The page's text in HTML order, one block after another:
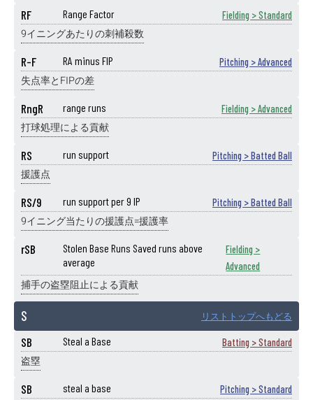
RF Range Factor Fielding > Standard
9イニングあたりの刺補殺数
R-F RA minus FIP Pitching > Advanced
失点率とFIPの差
RngR range runs Fielding > Advanced
打球処理による貢献
RS run support Pitching > Batted Ball
援護点
RS/9 run support per 9 IP Pitching > Batted Ball
9イニング当たりの援護点=援護率
rSB
Stolen Base Runs Saved runs above
average
Fielding >
Advanced
捕手の盗塁阻止による貢献
S リストトップへもどる
SB Steal a Base Batting > Standard
盗塁
SB steal a base Pitching > Standard